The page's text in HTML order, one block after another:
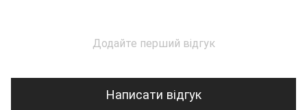
Додайте перший відгук
Написати відгук